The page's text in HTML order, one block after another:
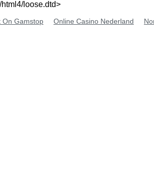
loose.dtd>
On Gamstop Online Casino Nederland